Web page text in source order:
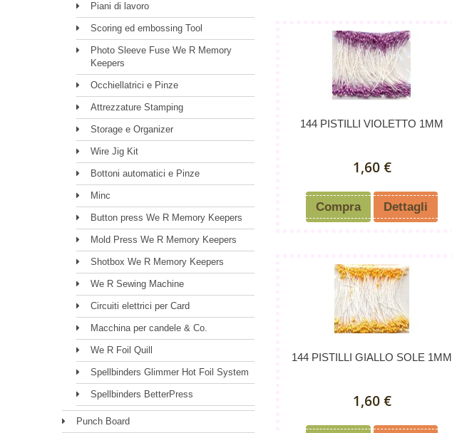
Piani di lavoro
Scoring ed embossing Tool
Photo Sleeve Fuse We R Memory
Keepers
Occhiellatrici e Pinze
Attrezzature Stamping
Storage e Organizer
Wire Jig Kit
Bottoni automatici e Pinze
Minc
Button press We R Memory Keepers
Mold Press We R Memory Keepers
Shotbox We R Memory Keepers
We R Sewing Machine
Circuiti elettrici per Card
Macchina per candele & Co.
We R Foil Quill
Spellbinders Glimmer Hot Foil System
Spellbinders BetterPress
Punch Board
144 PISTILLI VIOLETTO 1MM
1,60 €
Compra Dettagli
144 PISTILLI GIALLO SOLE 1MM
1,60 €